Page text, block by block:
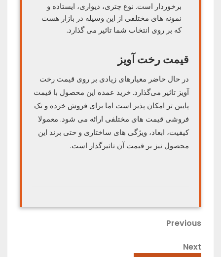
برخوردار است. نوع چتری، دیواری، ایستاده و
نمونه های مختلفی از این وسیله در بازار هست
که بر روی انتخاب شما تاثیر می گذارد.
قیمت رخت آویز
در حال حاضر معیارهای زیادی بر روی قیمت رخت
آویز تاثیر می‌گذارد. خرید عمده این محصول با قیمت
پایین تر امکان پذیر است اما برای فروش خرده و تک
فروشی قیمت های مختلفی ارائه می شود. معمولا
کیفیت، ابعاد، ویژگی های ساختاری و حتی برند این
محصول نیز بر قیمت آن تاثیرگذار است.
راهبری
نوشته
Previous
Previous
Next
Next